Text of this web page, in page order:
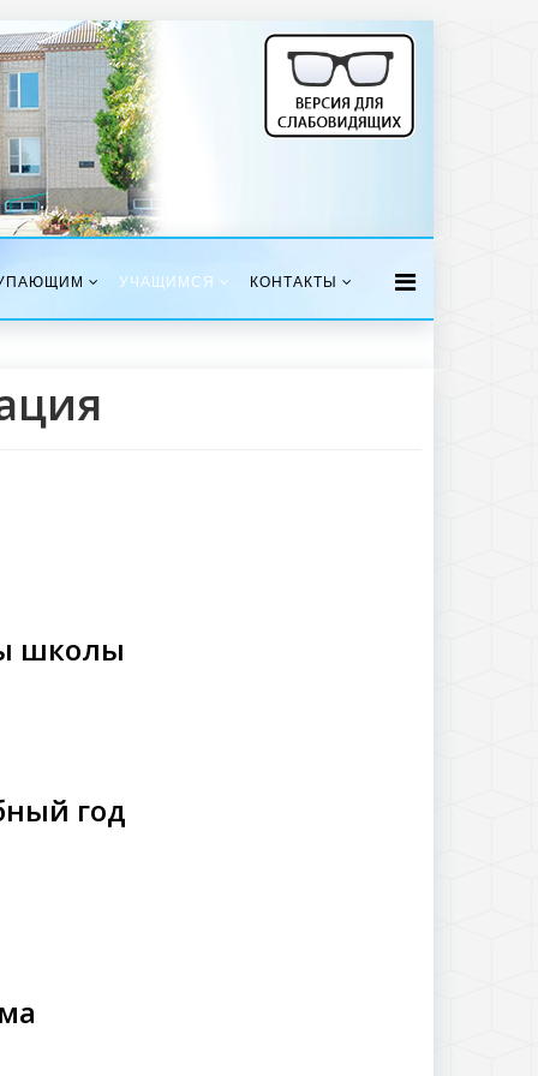
УЧАЩИМСЯ КОНТАКТЫ
школы
год